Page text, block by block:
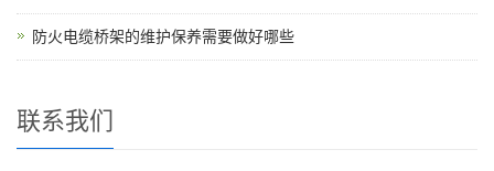
防火电缆桥架的维护保养需要做好哪些
联系我们